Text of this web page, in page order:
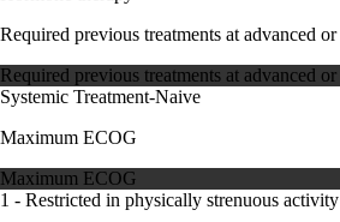
Required previous treatments at advanced or
Required previous treatments at advanced or
Systemic Treatment-Naive
Maximum ECOG
Maximum ECOG
1 - Restricted in physically strenuous